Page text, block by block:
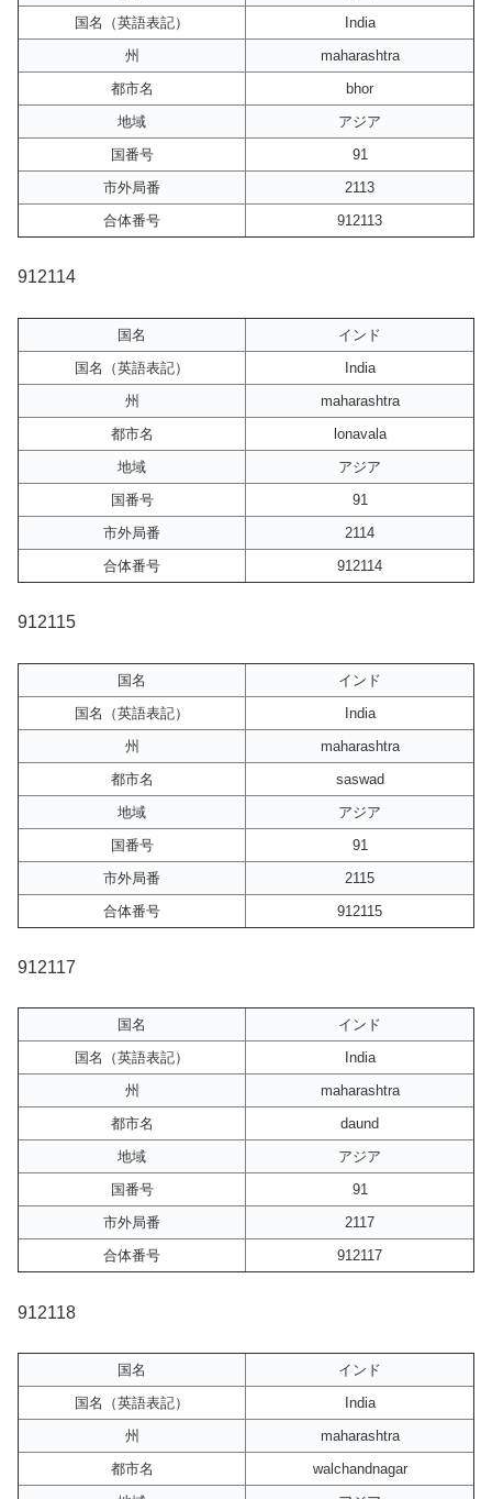
国名（英語表記）
India
州
maharashtra
都市名
bhor
地域
アジア
国番号
91
市外局番
2113
合体番号
912113
912114
国名
インド
国名（英語表記）
India
州
maharashtra
都市名
lonavala
地域
アジア
国番号
91
市外局番
2114
合体番号
912114
912115
国名
インド
国名（英語表記）
India
州
maharashtra
都市名
saswad
地域
アジア
国番号
91
市外局番
2115
合体番号
912115
912117
国名
インド
国名（英語表記）
India
州
maharashtra
都市名
daund
地域
アジア
国番号
91
市外局番
2117
合体番号
912117
912118
国名
インド
国名（英語表記）
India
州
maharashtra
都市名
walchandnagar